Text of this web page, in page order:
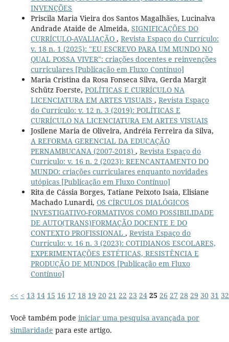
INVENÇÕES
Priscila Maria Vieira dos Santos Magalhães, Lucinalva
Andrade Ataide de Almeida, SIGNIFICAÇÕES DO
CURRÍCULO-AVALIAÇÃO , Revista Espaço do Currículo:
v. 18 n. 1 (2025): "EU ESCREVO PARA UM MUNDO NO
QUAL POSSA VIVER": criações docentes e reinvenções
curriculares [Publicação em Fluxo Contínuo]
Maria Cristina da Rosa Fonseca Silva, Gerda Margit
Schütz Foerste, POLÍTICAS E CURRÍCULO NA
LICENCIATURA EM ARTES VISUAIS , Revista Espaço
do Currículo: v. 12 n. 3 (2019): POLÍTICAS E
CURRÍCULO NA LICENCIATURA EM ARTES VISUAIS
Josilene Maria de Oliveira, Andréia Ferreira da Silva,
A REFORMA GERENCIAL DA EDUCAÇÃO
PERNAMBUCANA (2007-2018) , Revista Espaço do
Currículo: v. 16 n. 2 (2023): REENCANTAMENTO DO
MUNDO: criações curriculares enquanto novidades
utópicas [Publicação em Fluxo Contínuo]
Rita de Cássia Borges, Tatiane Peixoto Isaia, Elisiane
Machado Lunardi, OS CÍRCULOS DIALÓGICOS
INVESTIGATIVO-FORMATIVOS COMO POSSIBILIDADE
DE AUTO(TRANS)FORMAÇÃO DOCENTE E DO
CONTEXTO PROFISSIONAL , Revista Espaço do
Currículo: v. 16 n. 3 (2023): COTIDIANOS ESCOLARES,
EXPERIMENTAÇÕES ESTÉTICAS, RESISTÊNCIA E
PRODUÇÃO DE MUNDOS [Publicação em Fluxo
Contínuo]
<< < 13 14 15 16 17 18 19 20 21 22 23 24 25 26 27 28 29 30 31 32
Você também pode iniciar uma pesquisa avançada por
similaridade para este artigo.